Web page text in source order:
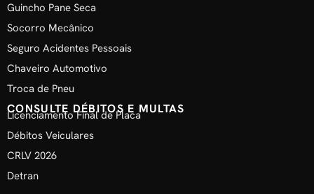
Guincho Pane Seca
Socorro Mecânico
Seguro Acidentes Pessoais
Chaveiro Automotivo
Troca de Pneu
CONSULTE DÉBITOS E MULTAS
Licenciamento Final de Placa
Débitos Veiculares
CRLV 2026
Detran